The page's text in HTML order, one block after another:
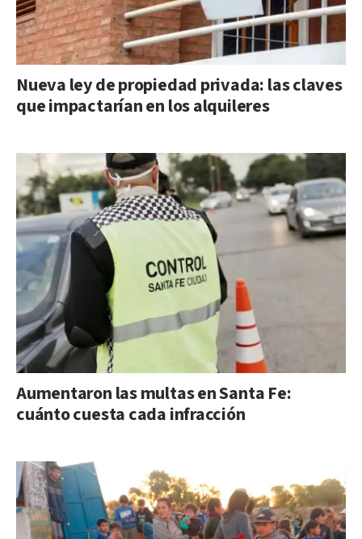
Nueva ley de propiedad privada: las claves
que impactarían en los alquileres
Aumentaron las multas en Santa Fe:
cuánto cuesta cada infracción